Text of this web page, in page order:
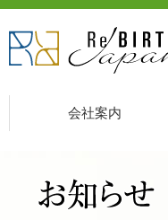
会社案内